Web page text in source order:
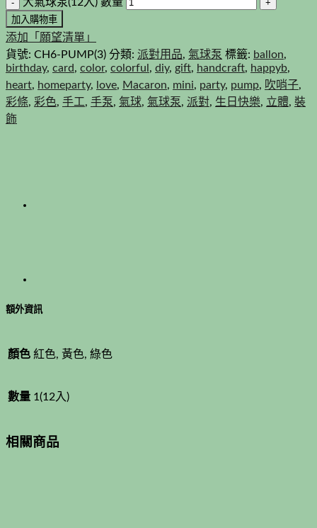
加入購物車
添加「願望清單」
貨號: CH6-PUMP(3) 分類: 派對用品, 氣球泵 標籤: ballon,
birthday, card, color, colorful , diy, gift, handcraft, happyb,
heart, homeparty, love, Macaron, mini, party, pump, 吹哨子,
彩條, 彩色, 手工, 手泵, 氣球, 氣球泵, 派對, 生日快樂, 立體, 裝
飾
額外資訊
顏色 紅色, 黃色, 綠色
數量 1(12入)
相關商品